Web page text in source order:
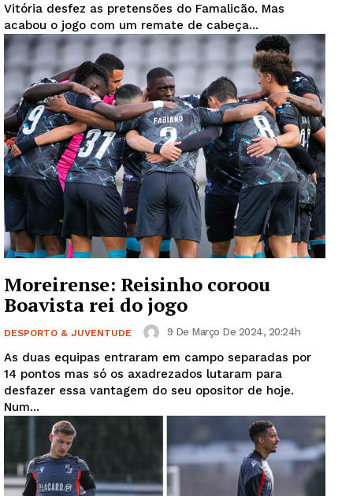
Vitória desfez as pretensões do Famalicão. Mas
acabou o jogo com um remate de cabeça...
Moreirense: Reisinho coroou
Boavista rei do jogo
DESPORTO & JUVENTUDE 9 De Março De 2024, 20:24h
As duas equipas entraram em campo separadas por
14 pontos mas só os axadrezados lutaram para
desfazer essa vantagem do seu opositor de hoje.
Num...